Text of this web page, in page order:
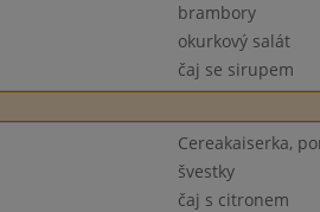
brambory
okurkový salát
čaj se sirupem
Cereakaiserka,
švestky
čaj s citronem